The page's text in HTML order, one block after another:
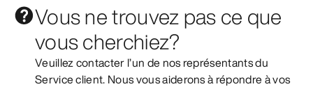
Vous ne trouvez pas ce que
vous cherchiez?
Veuillez contacter l’un de nos représentants du
Service client. Nous vous aiderons à répondre à vos